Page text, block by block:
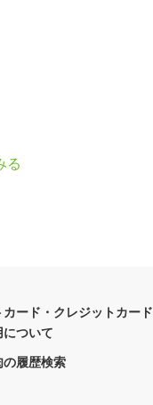
る
カード・クレジットカード
ついて
の履歴検索